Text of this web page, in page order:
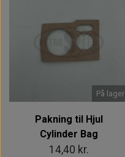
På lager
Pakning til Hjul
Cylinder Bag
14,40 kr.